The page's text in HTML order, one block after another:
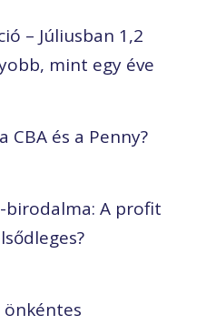
– Júliusban 1,2
mint egy éve
CBA és a Penny?
birodalma: A profit
önkéntes